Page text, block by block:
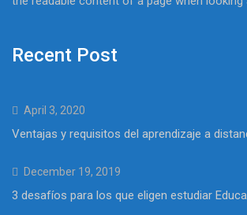
Recent Post
April 3, 2020
Ventajas y requisitos del aprendizaje a
December 19, 2019
3 desafíos para los que eligen estudiar